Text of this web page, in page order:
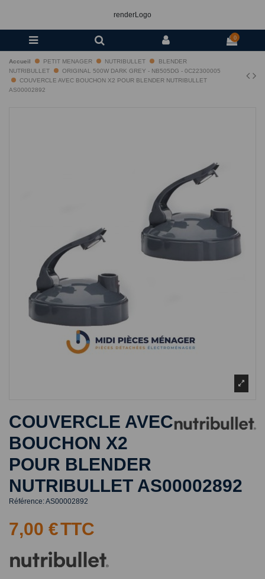
renderLogo
0
Accueil PETIT MENAGER NUTRIBULLET
BLENDER
NUTRIBULLET
ORIGINAL 500W DARK GREY - NB505DG - 0C22300005
COUVERCLE AVEC BOUCHON X2 POUR BLENDER NUTRIBULLET
AS00002892
COUVERCLE AVEC
BOUCHON X2
POUR BLENDER
NUTRIBULLET AS00002892
Référence:AS00002892
7,00 €TTC